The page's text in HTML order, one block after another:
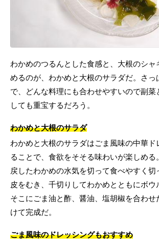
わかめのつるんとした食感と、大根のシャ
めるのが、わかめと大根のサラダだ。さっ
で、どんな料理にも合わせやすいので副菜
しても重宝するだろう。
わかめと大根のサラダ
わかめと大根のサラダはごま風味の中華ド
ることで、食欲をそそる味わいが楽しめる
戻したわかめの水気を切って食べやすく切
皮をむき、千切りしてわかめとともにボウ
そこにごま油と酢、醤油、塩胡椒を合わせ
けて完成だ。
ごま風味のドレッシングもおすすめ